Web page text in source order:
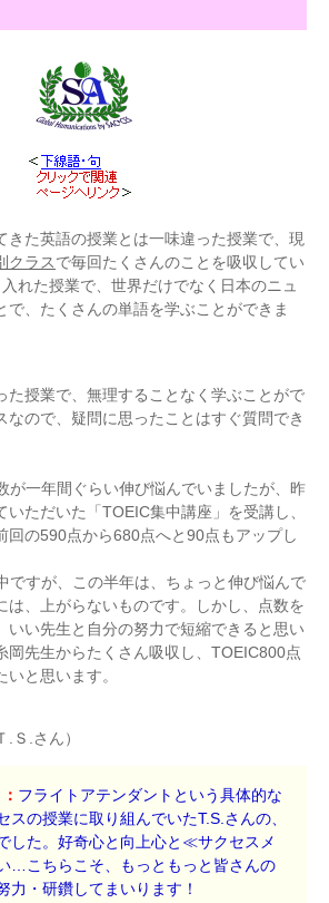
た英語の授業とは一味違った授業で、現
クラスで毎回たくさんのことを吸収してい
れた授業で、世界だけでなく日本のニュ
で、たくさんの単語を学ぶことができま
授業で、無理することなく学ぶことがで
なので、疑問に思ったことはすぐ質問でき
一年間ぐらい伸び悩んでいましたが、昨
ただいた「TOEIC集中講座」を受講し、
回の590点から680点へと90点もアップし
ですが、この半年は、ちょっと伸び悩んで
は、上がらないものです。しかし、点数を
いい先生と自分の努力で短縮できると思い
岡先生からたくさん吸収し、TOEIC800点
と思います。
Ｓ.さん）
フライトアテンダントという具体的な
スの授業に取り組んでいたT.S.さんの、
した。好奇心と向上心と≪サクセスメ
…こちらこそ、もっともっと皆さんの
力・研鑽してまいります！